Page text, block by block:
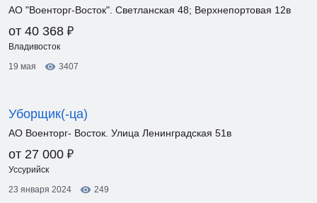
АО "Военторг-Восток". Светланская 48; Верхнепортовая 12в
от 40 368 ₽
Владивосток
19 мая
3407
Уборщик(-ца)
АО Военторг- Восток. Улица Ленинградская 51в
от 27 000 ₽
Уссурийск
23 января 2024
249